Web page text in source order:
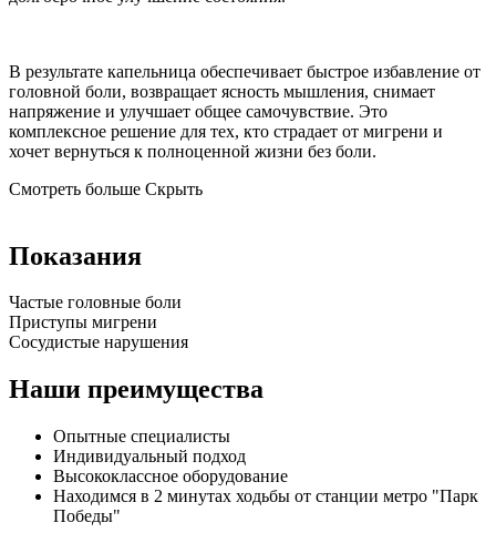
В результате капельница обеспечивает быстрое избавление от
головной боли, возвращает ясность мышления, снимает
напряжение и улучшает общее самочувствие. Это
комплексное решение для тех, кто страдает от мигрени и
хочет вернуться к полноценной жизни без боли.
Смотреть больше Скрыть
Показания
Частые головные боли
Приступы мигрени
Сосудистые нарушения
Наши преимущества
Опытные специалисты
Индивидуальный подход
Высококлассное оборудование
Находимся в 2 минутах ходьбы от станции метро "Парк
Победы"